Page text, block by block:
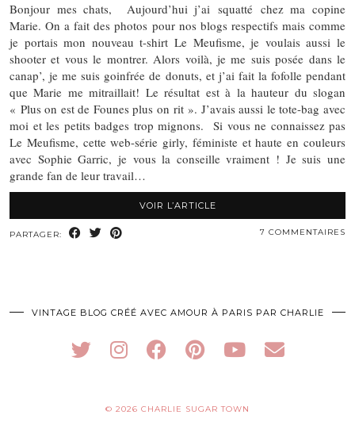
Bonjour mes chats, Aujourd’hui j’ai squatté chez ma copine
Marie. On a fait des photos pour nos blogs respectifs mais comme
je portais mon nouveau t-shirt Le Meufisme, je voulais aussi le
shooter et vous le montrer. Alors voilà, je me suis posée dans le
canap’, je me suis goinfrée de donuts, et j’ai fait la fofolle pendant
que Marie me mitraillait! Le résultat est à la hauteur du slogan
« Plus on est de Founes plus on rit ». J’avais aussi le tote-bag avec
moi et les petits badges trop mignons. Si vous ne connaissez pas
Le Meufisme, cette web-série girly, féministe et haute en couleurs
avec Sophie Garric, je vous la conseille vraiment ! Je suis une
grande fan de leur travail…
VOIR L’ARTICLE
PARTAGER: 7 COMMENTAIRES
VINTAGE BLOG CRÉÉ AVEC AMOUR À PARIS PAR CHARLIE
© 2026 CHARLIE SUGAR TOWN